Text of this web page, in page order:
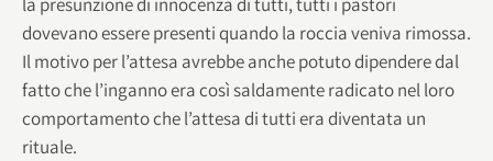
dovevano essere presenti quando la roccia veniva rimossa.
Il motivo per l’attesa avrebbe anche potuto dipendere dal
fatto che l’inganno era così saldamente radicato nel loro
comportamento che l’attesa di tutti era diventata un
rituale.